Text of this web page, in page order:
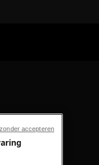
accepteren